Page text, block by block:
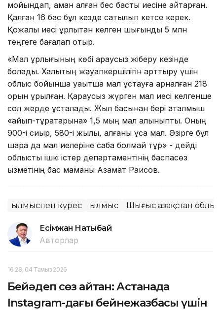
мойындап, аман қалған бес басты иесіне қайтарған.
Қалған 16 бас бұл кезде сатылып кетсе керек.
Қожалық иесі ұрлықтан келген шығынды 5 млн
теңгеге бағалап отыр.
«Мал ұрлығының көбі қараусыз жіберу кезінде
болады. Халықтың жауапкершілігін арттыру үшін
облыс бойынша уақытша мал ұстауға арналған 218
орын құрылған. Қараусыз жүрген мал иесі келгенше
сол жерде ұсталады. Жыл басынан бері аталмыш
«айып-тұрақтарына» 1,5 мың мал алыныпты. Оның
900-і сиыр, 580-і жылқы, қалғаны ұсақ мал. Әзірге бұл
шара да мал иелеріне сабақ болмай тұр» - дейді
облыстық ішкі істер департаментінің баспасөз
қызметінің бас маманы Азамат Раисов.
Қылмыспен күрес Қылмыс Шығыс Қазақстан
Есімжан Нақтыбай
Авторлар
16:28, 04 Тамыз 2026
Бейәдеп сөз айтқан: Астанада
Instagram-дағы бейнежазбасы үшін